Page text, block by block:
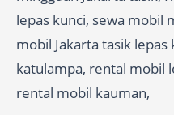
lepas kunci, sewa mobil
mobil Jakarta tasik
katulampa, rental mobil
rental mobil kauman,